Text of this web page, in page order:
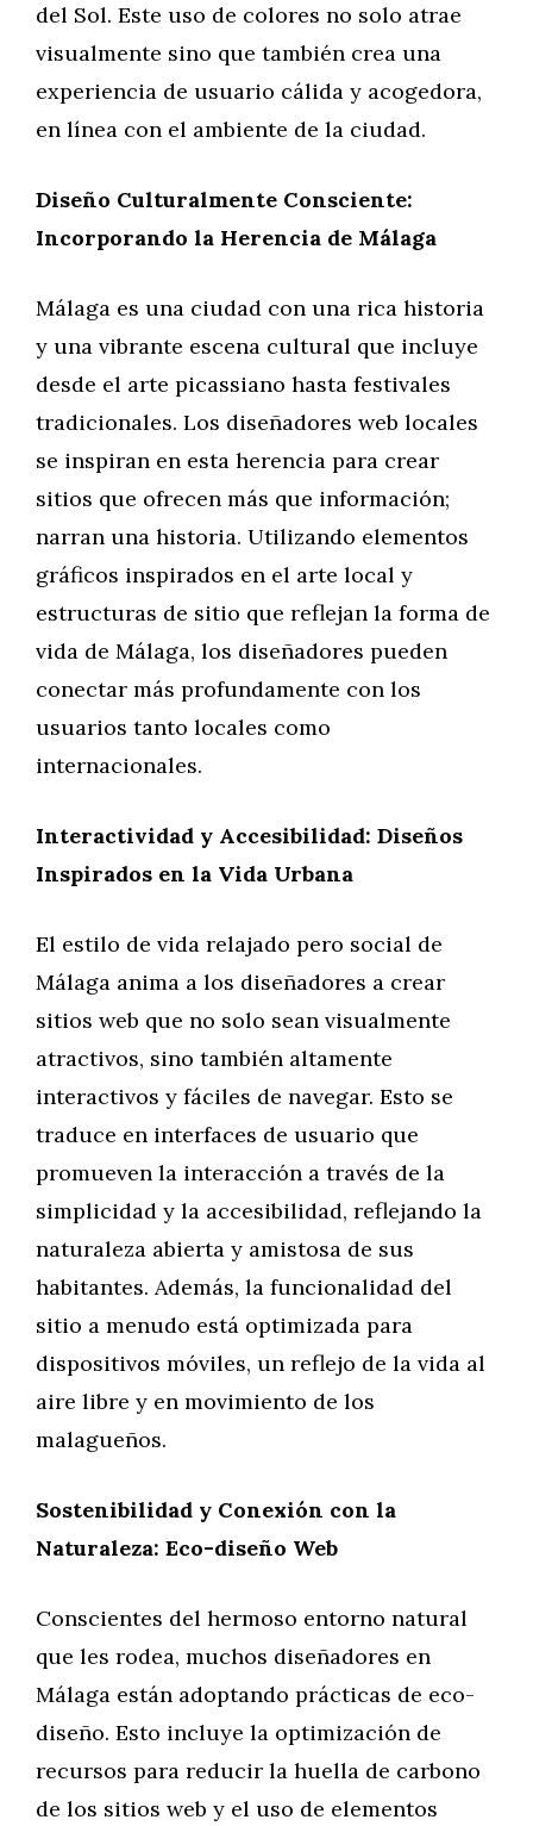
del Sol. Este uso de colores no solo atrae
visualmente sino que también crea una
experiencia de usuario cálida y acogedora,
en línea con el ambiente de la ciudad.
Diseño Culturalmente Consciente:
Incorporando la Herencia de Málaga
Málaga es una ciudad con una rica historia
y una vibrante escena cultural que incluye
desde el arte picassiano hasta festivales
tradicionales. Los diseñadores web locales
se inspiran en esta herencia para crear
sitios que ofrecen más que información;
narran una historia. Utilizando elementos
gráficos inspirados en el arte local y
estructuras de sitio que reflejan la forma de
vida de Málaga, los diseñadores pueden
conectar más profundamente con los
usuarios tanto locales como
internacionales.
Interactividad y Accesibilidad: Diseños
Inspirados en la Vida Urbana
El estilo de vida relajado pero social de
Málaga anima a los diseñadores a crear
sitios web que no solo sean visualmente
atractivos, sino también altamente
interactivos y fáciles de navegar. Esto se
traduce en interfaces de usuario que
promueven la interacción a través de la
simplicidad y la accesibilidad, reflejando la
naturaleza abierta y amistosa de sus
habitantes. Además, la funcionalidad del
sitio a menudo está optimizada para
dispositivos móviles, un reflejo de la vida al
aire libre y en movimiento de los
malagueños.
Sostenibilidad y Conexión con la
Naturaleza: Eco-diseño Web
Conscientes del hermoso entorno natural
que les rodea, muchos diseñadores en
Málaga están adoptando prácticas de eco-
diseño. Esto incluye la optimización de
recursos para reducir la huella de carbono
de los sitios web y el uso de elementos